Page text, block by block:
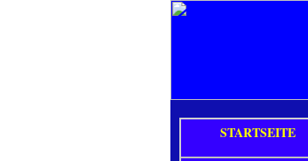
STARTSEITE